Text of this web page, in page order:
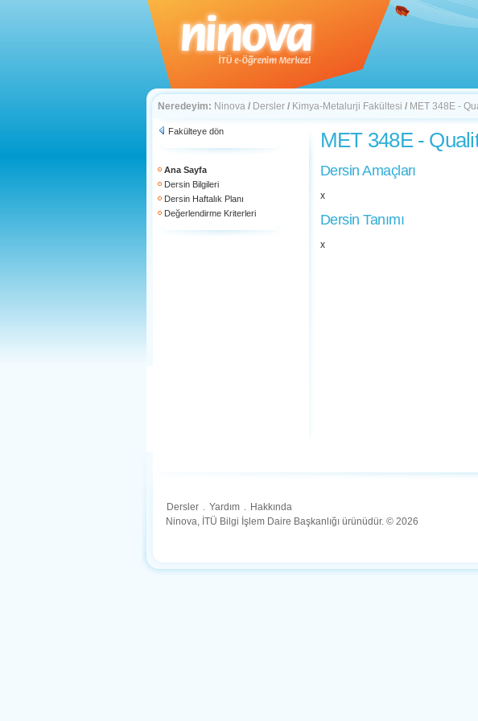
Neredeyim: Ninova / Dersler / Kimya-Metalurji Fakültesi / MET 348E -
Fakülteye dön
Ana Sayfa
Dersin Bilgileri
Dersin Haftalık Planı
Değerlendirme Kriterleri
MET 348E -
Dersin Amaçları
x
Dersin Tanımı
x
Dersler . Yardım . Hakkında
Ninova, İTÜ Bilgi İşlem Daire Başkanlığı ürünüdür. © 2026